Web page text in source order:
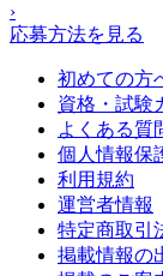
›
応募方法を見る
初めての方
資格・試験
よくある質
個人情報保
利用規約
運営者情報
特定商取引
掲載情報の